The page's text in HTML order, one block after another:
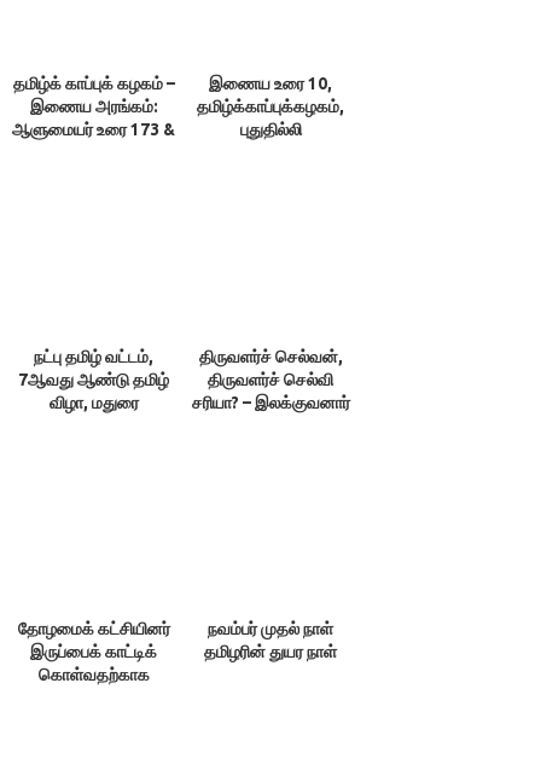
தமிழ்க் காப்புக் கழகம் –
இணைய அரங்கம்:
ஆளுமையர் உரை 173 &
இணைய உரை 10,
தமிழ்க்காப்புக்கழகம்,
புதுதில்லி
நட்பு தமிழ் வட்டம்,
7ஆவது ஆண்டு தமிழ்
விழா, மதுரை
திருவளர்ச் செல்வன்,
திருவளர்ச் செல்வி
சரியா? – இலக்குவனார்
தோழமைக் கட்சியினர்
இருப்பைக் காட்டிக்
கொள்வதற்காக
நவம்பர் முதல் நாள்
தமிழரின் துயர நாள்